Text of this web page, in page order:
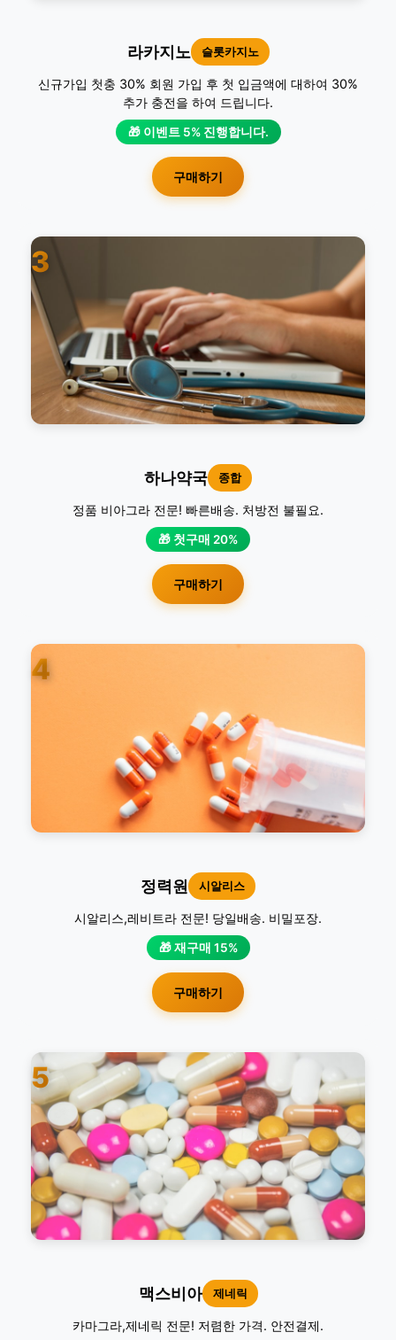
라카지노 슬롯카지노
신규가입 첫충 30% 회원 가입 후 첫 입금액에 대하여 30%
추가 충전을 하여 드립니다.
🎁 이벤트 5% 진행합니다.
구매하기
3
하나약국 종합
정품 비아그라 전문! 빠른배송. 처방전 불필요.
🎁 첫구매 20%
구매하기
4
정력원 시알리스
시알리스,레비트라 전문! 당일배송. 비밀포장.
🎁 재구매 15%
구매하기
5
맥스비아 제네릭
카마그라,제네릭 전문! 저렴한 가격. 안전결제.